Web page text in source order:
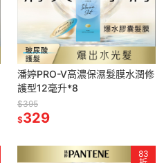
潘婷PRO-V高濃保濕髮膜水潤修
護型12毫升*8
$395
$329
83